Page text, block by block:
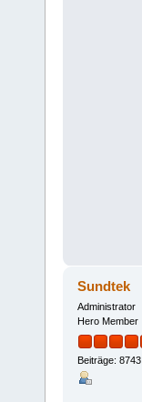
Sundtek
Administrator
Hero Member
Beiträge: 8743